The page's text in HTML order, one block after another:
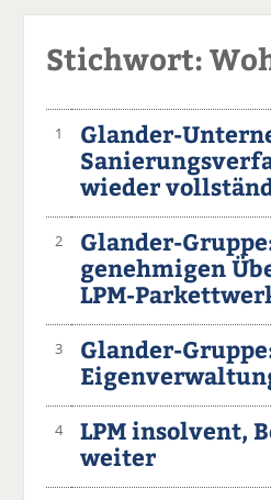
Stichwort:
1
Glander-
wieder
2
Glander-
genehmigen
LPM-
3
Glander-
4
LPM insolvent,
weiter